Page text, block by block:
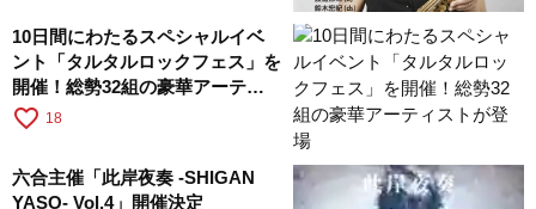
10日間にわたるスペシャルイベ
ント「タルタルロックフェス」を
開催！総勢32組の豪華アーティ
ストが登場
favorite_border 18
六合主催「此岸夜奏 -SHIGAN
YASO- Vol.4」開催決定